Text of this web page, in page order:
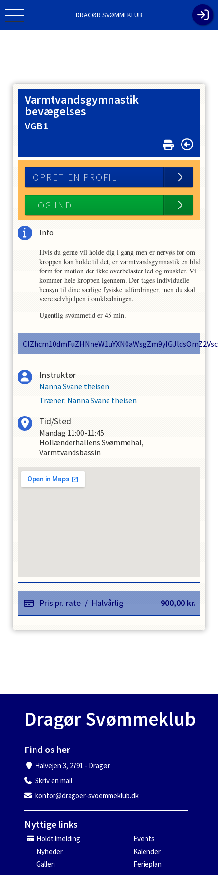
DRAGØR SVØMMEKLUB
Varmtvandsgymnastik
bevægelses
VGB1
OPRET EN PROFIL
LOG IND
Info
Hvis du gerne vil holde dig i gang men er nervøs for om
kroppen kan holde til det, er varmtvandsgymnastik en blid
form for motion der ikke overbelaster led og muskler. Vi
kommer hele kroppen igennem. Der tages individuelle
hensyn til dine særlige fysiske udfordringer, men du skal
være selvhjulpen i omklædningen.
Ugentlig svømmetid er 45 min.
Instruktør
Nanna Svane theisen
Træner: Nanna Svane theisen
Tid/Sted
Mandag 11:00-11:45
Hollænderhallens Svømmehal,
Varmtvandsbassin
Pris pr. rate / Halvårlig 900,00 kr.
Dragør Svømmeklub
Find os her
Halvejen 3, 2791 - Dragør
Skriv en mail
kontor@dragoer-svoemmeklub.dk
Nyttige links
Holdtilmelding
Events
Nyheder
Kalender
Galleri
Ferieplan